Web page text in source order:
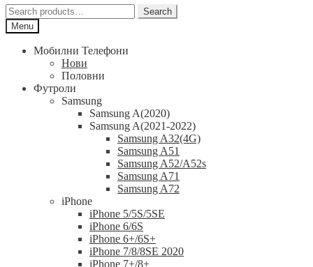
Search
for:
Search
Menu
Мобилни Телефони
Нови
Половни
Футроли
Samsung
Samsung A(2020)
Samsung A(2021-2022)
Samsung A32(4G)
Samsung A51
Samsung A52/A52s
Samsung A71
Samsung A72
iPhone
iPhone 5/5S/5SE
iPhone 6/6S
iPhone 6+/6S+
iPhone 7/8/8SE 2020
iPhone 7+/8+